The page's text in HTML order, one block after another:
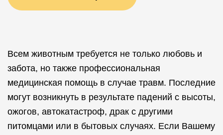
Всем животным требуется не только любовь и
забота, но также профессиональная
медицинская помощь в случае травм. Последние
могут возникнуть в результате падений с высоты,
ожогов, автокатастроф, драк с другими
питомцами или в бытовых случаях. Если Вашему